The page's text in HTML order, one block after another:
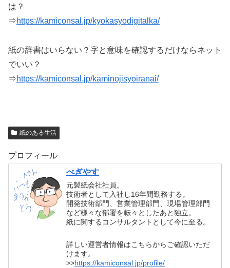
は？
⇒https://kamiconsal.jp/kyokasyodigitalka/
紙の辞書はいらない？字と意味を確認するだけならネット
でいい？
⇒https://kamiconsal.jp/kaminojisyoiranai/
紙のある生活
プロフィール
べぎやす
元製紙会社社員。
技術者として入社し16年間勤務する。
開発技術部門、営業管理部門、現場管理部門
など様々な部署を転々としたあと独立。
紙に関するコンサルタントとして今に至る。
詳しい運営者情報はこちらからご確認いただ
けます。
>>https://kamiconsal.jp/profile/